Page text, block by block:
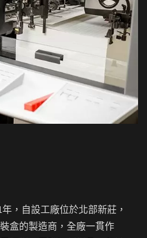
，自設工廠位於北部新莊，
盒的製造商，全廠一貫作